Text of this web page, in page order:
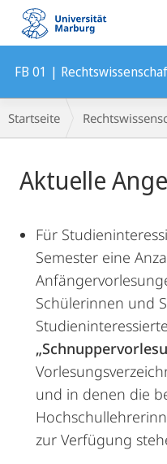
Mobile-
Navigation
FB 01 |
Breadcrumb-
Navigation
Startseite
Aktuelle
Für
Semester eine
Schülerinnen und
und in denen die
zur Verfügung